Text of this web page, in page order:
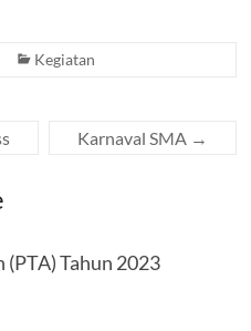
Kegiatan
Karnaval SMA →
Tahun 2023